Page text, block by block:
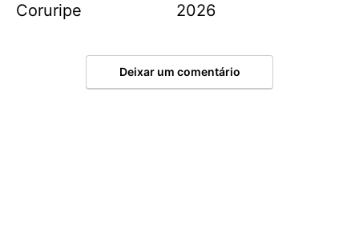
Coruripe
2026
Deixar um comentário